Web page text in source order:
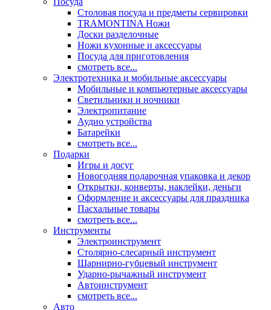
Столовая посуда и предметы сервировки
TRAMONTINA Ножи
Доски разделочные
Ножи кухонные и аксессуары
Посуда для приготовления
смотреть все...
Электротехника и мобильные аксессуары
Мобильные и компьютерные аксессуары
Светильники и ночники
Электропитание
Аудио устройства
Батарейки
смотреть все...
Подарки
Игры и досуг
Новогодняя подарочная упаковка и декор
Открытки, конверты, наклейки, деньги
Оформление и аксессуары для праздника
Пасхальные товары
смотреть все...
Инструменты
Электроинструмент
Столярно-слесарный инструмент
Шарнирно-губцевый инструмент
Ударно-рычажный инструмент
Автоинструмент
смотреть все...
Авто